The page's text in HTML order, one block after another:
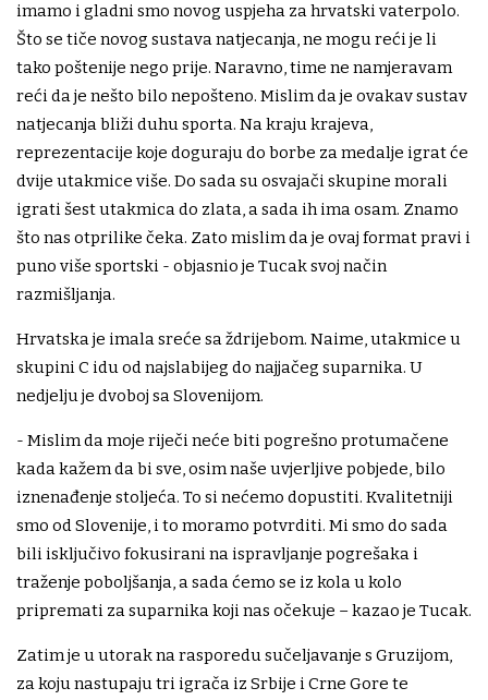
imamo i gladni smo novog uspjeha za hrvatski vaterpolo.
Što se tiče novog sustava natjecanja, ne mogu reći je li
tako poštenije nego prije. Naravno, time ne namjeravam
reći da je nešto bilo nepošteno. Mislim da je ovakav sustav
natjecanja bliži duhu sporta. Na kraju krajeva,
reprezentacije koje doguraju do borbe za medalje igrat će
dvije utakmice više. Do sada su osvajači skupine morali
igrati šest utakmica do zlata, a sada ih ima osam. Znamo
što nas otprilike čeka. Zato mislim da je ovaj format pravi i
puno više sportski - objasnio je Tucak svoj način
razmišljanja.
Hrvatska je imala sreće sa ždrijebom. Naime, utakmice u
skupini C idu od najslabijeg do najjačeg suparnika. U
nedjelju je dvoboj sa Slovenijom.
- Mislim da moje riječi neće biti pogrešno protumačene
kada kažem da bi sve, osim naše uvjerljive pobjede, bilo
iznenađenje stoljeća. To si nećemo dopustiti. Kvalitetniji
smo od Slovenije, i to moramo potvrditi. Mi smo do sada
bili isključivo fokusirani na ispravljanje pogrešaka i
traženje poboljšanja, a sada ćemo se iz kola u kolo
pripremati za suparnika koji nas očekuje – kazao je Tucak.
Zatim je u utorak na rasporedu sučeljavanje s Gruzijom,
za koju nastupaju tri igrača iz Srbije i Crne Gore te